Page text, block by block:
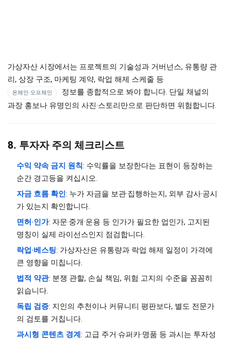
가상자산 시장에서는 프로젝트의 기술성과 거버넌스, 유통량 관
리, 상장 구조, 마케팅 계약, 락업 해제 스케줄 등
온체인·오프체인
정보를 종합적으로 봐야 합니다. 단일 채널의
과장 홍보나 유명인의 사진·스토리만으로 판단하면 위험합니다.
8. 투자자 주의 체크리스트
수익 약속 금지 원칙: 수익률을 보장한다는 표현이 등장하는
순간 경고등을 켜십시오.
자금 흐름 확인: 누가 자금을 보관·집행하는지, 외부 감사·공시
가 있는지 확인합니다.
면허·인가: 자문·중개·운용 등 인가가 필요한 업인가, 고지된
명칭이 실제 라이선스인지 점검합니다.
락업·베스팅: 가상자산은 유통량과 락업 해제 일정이 가격에
큰 영향을 미칩니다.
법적 약관: 분쟁 관할, 손실 책임, 위험 고지의 수준을 꼼꼼히
읽습니다.
독립 검증: 지인의 추천이나 커뮤니티 평판보다, 별도 전문가
의 검토를 거칩니다.
과시형 콘텐츠 경계 : 고급 주거·슈퍼카·명품 등 과시는 투자성